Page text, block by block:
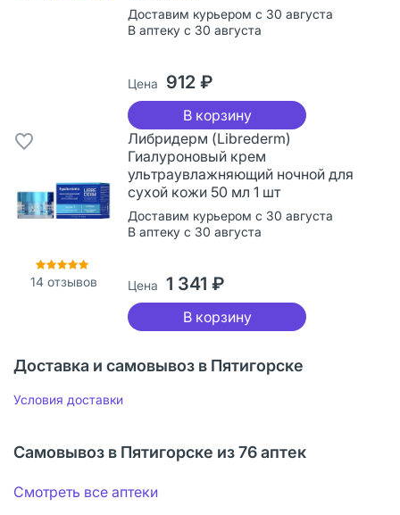
Доставим курьером с 30 августа
В аптеку с 30 августа
Цена 912 ₽
В корзину
14отзывов
Либридерм (Librederm)
Гиалуроновый крем
ультраувлажняющий ночной для
сухой кожи 50 мл 1 шт
Доставим курьером с 30 августа
В аптеку с 30 августа
Цена 1 341 ₽
В корзину
Доставка и самовывоз в Пятигорске
Условия доставки
Самовывоз в Пятигорске из 76 аптек
Смотреть все аптеки